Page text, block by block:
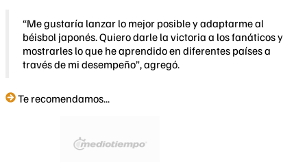
“Me gustaría lanzar lo mejor posible y adaptarme al
béisbol japonés. Quiero darle la victoria a los fanáticos y
mostrarles lo que he aprendido en diferentes países a
través de mi desempeño”, agregó.
Te recomendamos...